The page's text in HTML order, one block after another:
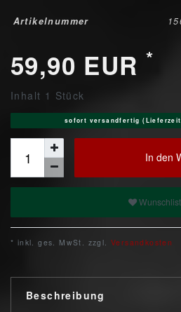
Artikelnummer
59,90 EUR *
Inhalt 1 Stück
sofort versandfertig
In den
* inkl. ges. MwSt. zzgl. Versandkosten
Beschreibung